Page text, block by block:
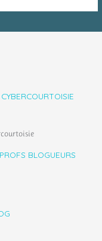
BLOGUEURS